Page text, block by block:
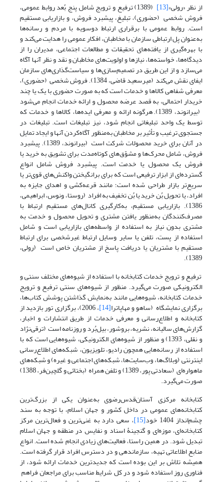
از نظر «رولی»[13] (1389) ترفیع و ترویج شامل پنج بُعد روابط عمومی،
فروش شخصی (حضوری)، تبلیغ، پیشبرد فروش، و بازاریابی مستقیم
است. روابط عمومی با برقراری ارتباط دوسویه با مردم و رسانه‌ها
به‌عنوان پل ارتباطی سازمان با مخاطبان، افکار عمومی را هدایت می‌کند و
با بهره‌گیری از یافته‌های تحقیقات و مطالعات اجتماعی، مدیران را از
دیدگاه‌ها، خواسته‌ها، نیاز‌ها و اولویت‌های مخاطبان و نقد و نظر آنها آگاه
می‌سازد و از این طریق در تصمیم‌سازی‌ها و سیاست‌گذاری‌های سازمان
ایفای نقش می‌کند (میر‌سعید قاضی، 1384). فروش شخصی (حضوری)،
معرفی شفاهی کالاها و خدمات است که به صورت حضوری با یک یا چند
خریدار احتمالی، به قصد عرضه محصول و ارائه خدمات انجام می‌شود
(بیرانوند، 1389). هرگونه ارائه و معرفی ایده‌ها، کالاها و خدمات که
توسط یک واحد تبلیغاتی انجام شود، نیز تبلیغات است. تبلیغات در
جستجوی ترغیب و تأثیر بر مخاطبان به‌منظور آگاه‌کردن آنها و ایجاد تمایل
در آنان برای خرید محصولات شرکت است (بیرانوند، 1389). پیشبرد
فروش، شامل محرک‌ها و مشوّق‌های کوتاه‌مدت برای تشویق به خرید یا
فروش یک محصول یا خدمت است. پیشبرد فروش شامل انواع
گسترده‌ای از ابزار ترفیعی است که برای برانگیختن واکنش‌های قوی‌تر یا
سریع‌تر بازار طراحی شده است؛ مانند قرعه‌کشی و اهدای جایزه به
افراد، یا تحویل بُن خرید یا بُن تخفیف به افراد (روستا، ونوس، ابراهیمی،
1386). بازاریابی مستقیم، به‌کارگیری کانال‌های مستقیم ارتباط با
مصرف‌کنندگان به‌منظور یافتن مشتری و تحویل محصول و خدمت به
مشتری بدون نیاز به استفاده از واسطه‌های بازاریابی است و شامل
استفاده از پست، تلفن یا سایر وسایل ارتباط غیرشخصی برای ارتباط
مستقیم با مشتریان یا دریافت پاسخ از مشتریان خاص است (رولی،
1389).
ترفیع و ترویج خدمات کتابخانه با استفاده از شیوه‌های مختلف سنتی و
الکترونیکی صورت می‌گیرد. منظور از شیوه‌های سنتی ترفیع و ترویج
خدمات کتابخانه‌، شیوه‌هایی مانند به‌نمایش گذاشتن پوشش کتاب‌ها،
برگزاری نمایشگاه (ساهو و مهاپاترا[14] ، 2006)، برگزاری تور بازدید از
کتابخانه و اطلاع‌رسانی و معرفی خدمات از طریق انتشارات و اخبار،
گزارش‌های سالیانه، نشریه، بروشور، بیل‌بُرد و روزنامه است (ترقی‌نژاد
و نقلی، 1393) و منظور از شیوه‌های الکترونیکی، شیوه‌هایی است که با
استفاده از رسانه‌هایی همچون رادیو، تلویزیون، شبکه‌های اطلاع‌رسانی
اینترنتی (وبلاگ‌ها، وب‌سایت‌ها، شبکه‌های اجتماعی و غیره) و شبکه‌های
ماهواره‌ای (سعادتی پور، 1389) و تلفن همراه (بختائی و گلچین‌فر، 1388)
صورت می‌گیرد.
کتابخانه مرکزی آستان‌قدس‌‌رضوی به‌عنوان یکی از بزرگ‌ترین
کتابخانه‌های عمومی در داخل کشور و جهان اسلام، با توجه به سند
چشم‌انداز 1404 خود [15] ، سعی دارد به غنی‌ترین و فعال‌ترین مرکز
کتابخانه‌ای، موزه‌ای و گنجینۀ اسناد و نفایس در منطقه و جهان اسلام
تبدیل شود. در همین راستا، فعالیت‌های زیادی انجام شده است. انواع
منابع اطلاعاتی تهیه، سازماندهی و در دسترس افراد قرار گرفته است.
همیشه تلاش بر این بوده است که جدیدترین خدمات ارائه شود، از
فناوری روز استفاده شود و در کل شرایط مناسب برای مراجعان فراهم